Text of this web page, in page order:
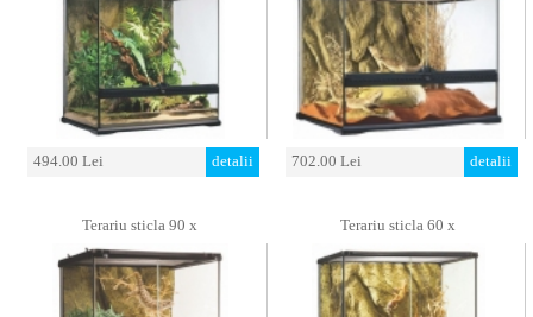
494.00 Lei detalii 702.00 Lei detalii
Terariu sticla 90 x Terariu sticla 60 x